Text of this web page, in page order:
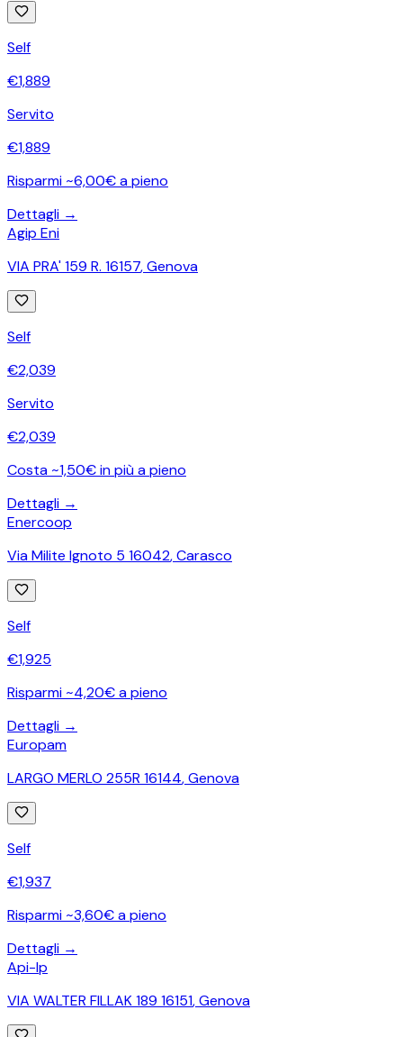
Self
€1,889
Servito
€1,889
Risparmi ~6,00€ a pieno
Dettagli →
Agip Eni
VIA PRA' 159 R. 16157,Genova
Self
€2,039
Servito
€2,039
Costa ~1,50€ in più a pieno
Dettagli →
Enercoop
Via Milite Ignoto 5 16042,Carasco
Self
€1,925
Risparmi ~4,20€ a pieno
Dettagli →
Europam
LARGO MERLO 255R 16144,Genova
Self
€1,937
Risparmi ~3,60€ a pieno
Dettagli →
Api-Ip
VIA WALTER FILLAK 189 16151,Genova